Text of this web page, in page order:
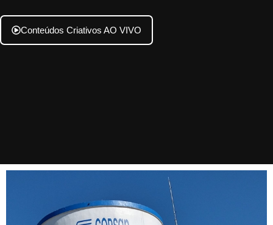
Conteúdos Criativos AO VIVO